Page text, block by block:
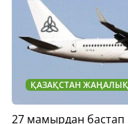
ҚАЗАҚСТАН
27 мамырдан